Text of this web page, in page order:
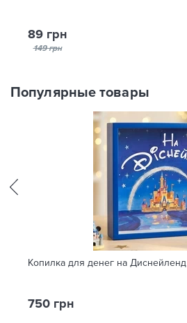
89 грн
149 грн
Популярные товары
Копилка для денег на Диснейленд
750 грн